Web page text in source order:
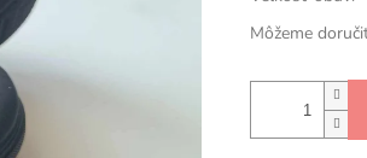
Môžeme